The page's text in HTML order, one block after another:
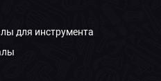
для инструмента